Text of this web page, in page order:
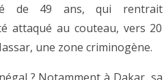
de 49 ans, qui rentrait
attaqué au couteau, vers 20
une zone criminogène.